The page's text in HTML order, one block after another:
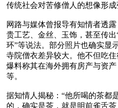
传统社会对苦修僧人的想像形成
网路与媒体曾报导有知情者透
贵工艺、金丝、玉饰，甚至传出
环”等说法。部分照片也确实显
寺院僧衣差异较大。他不但吃
爆料称其在海外拥有房产与资
等。
据知情人揭秘：“他所喝的茶都
的，确实是茶，就是明前雀舌